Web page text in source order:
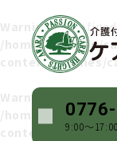
9:00〜17:00
Warning:
/home/keihatsu/
content/themes/
Warning
/home/keihatsu/
content/themes/